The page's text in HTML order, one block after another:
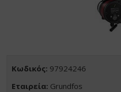
Κωδικός: 97924246
Εταιρεία: Grundfos